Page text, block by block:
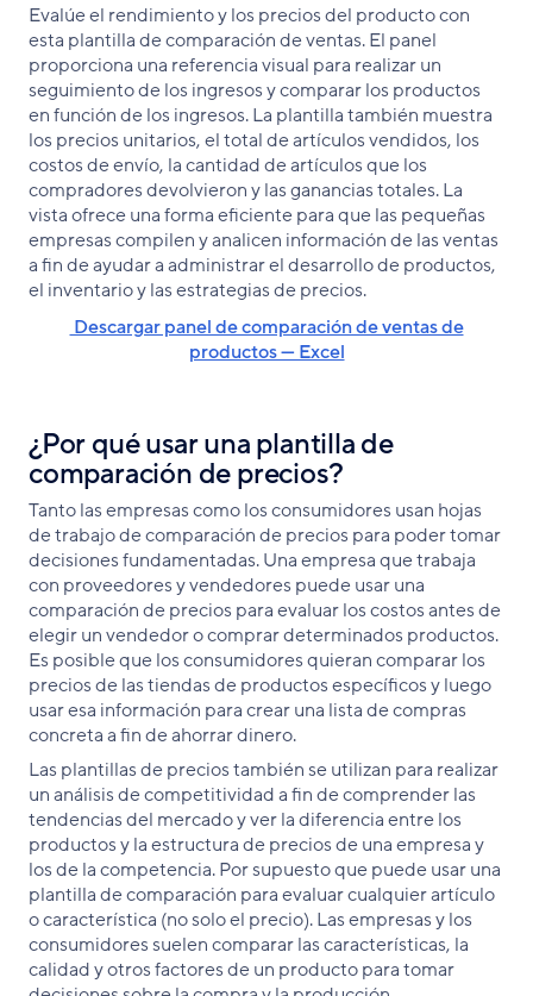
Evalúe el rendimiento y los precios del producto con
esta plantilla de comparación de ventas. El panel
proporciona una referencia visual para realizar un
seguimiento de los ingresos y comparar los productos
en función de los ingresos. La plantilla también muestra
los precios unitarios, el total de artículos vendidos, los
costos de envío, la cantidad de artículos que los
compradores devolvieron y las ganancias totales. La
vista ofrece una forma eficiente para que las pequeñas
empresas compilen y analicen información de las ventas
a fin de ayudar a administrar el desarrollo de productos,
el inventario y las estrategias de precios.
Descargar panel de comparación de ventas de
productos — Excel
¿Por qué usar una plantilla de
comparación de precios?
Tanto las empresas como los consumidores usan hojas
de trabajo de comparación de precios para poder tomar
decisiones fundamentadas. Una empresa que trabaja
con proveedores y vendedores puede usar una
comparación de precios para evaluar los costos antes de
elegir un vendedor o comprar determinados productos.
Es posible que los consumidores quieran comparar los
precios de las tiendas de productos específicos y luego
usar esa información para crear una lista de compras
concreta a fin de ahorrar dinero.
Las plantillas de precios también se utilizan para realizar
un análisis de competitividad a fin de comprender las
tendencias del mercado y ver la diferencia entre los
productos y la estructura de precios de una empresa y
los de la competencia. Por supuesto que puede usar una
plantilla de comparación para evaluar cualquier artículo
o característica (no solo el precio). Las empresas y los
consumidores suelen comparar las características, la
calidad y otros factores de un producto para tomar